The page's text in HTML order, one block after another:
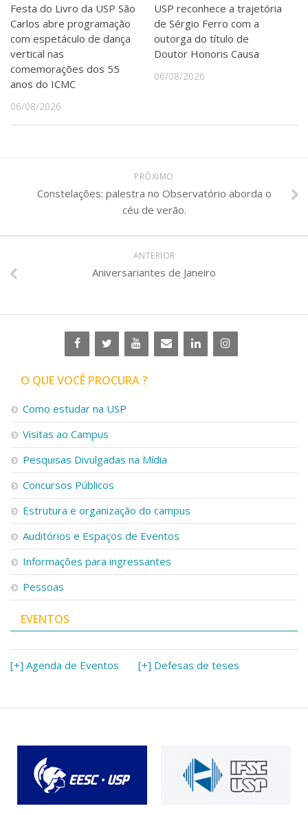
Festa do Livro da USP São
Carlos abre programação
com espetáculo de dança
vertical nas
comemorações dos 55
anos do ICMC
06/08/2026
USP reconhece a trajetória
de Sérgio Ferro com a
outorga do título de
Doutor Honoris Causa
06/08/2026
PRÓXIMO
Constelações: palestra no Observatório aborda o
céu de verão.
ANTERIOR
Aniversariantes de Janeiro
O QUE VOCÊ PROCURA ?
Como estudar na USP
Visitas ao Campus
Pesquisas Divulgadas na Mídia
Concursos Públicos
Estrutura e organização do campus
Auditórios e Espaços de Eventos
Informações para ingressantes
Pessoas
EVENTOS
[+] Agenda de Eventos [+] Defesas de teses